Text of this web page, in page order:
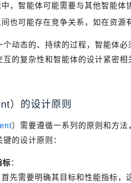
，智能体可能需要与其他智能体
也可能存在竞争关系，如在资源
动态的、持续的过程，智能体
互的复杂性和智能体的设计紧密
）的设计原则
）需要遵循一系列的原则和方
的设计原则：
标 ：
先需要明确其目标和性能指标